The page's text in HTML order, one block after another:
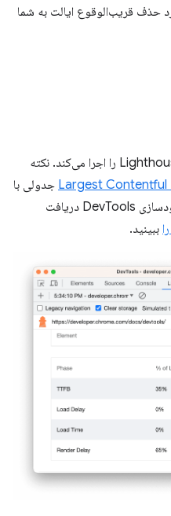
حذف قریب‌الوقوع ایالت به شما
اکنون Lighthouse 10.2.0 را اجرا می‌کند. نکته
Largest Contentful جدولی با
محاسبات فاز برای شبیه‌سازی و محدودسازی DevTools دریافت
ببینید.